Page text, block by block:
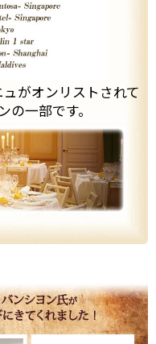
がオンリストされて
の一部です。